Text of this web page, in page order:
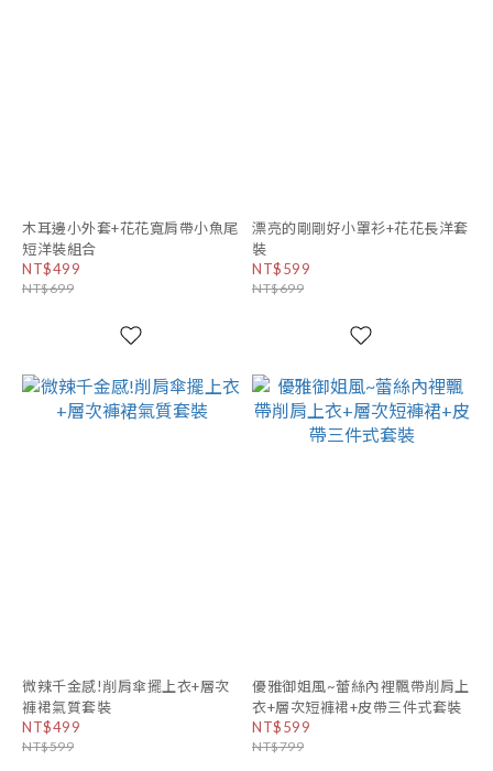
木耳邊小外套+花花寬肩帶小魚尾
短洋裝組合
NT$499
NT$699
漂亮的剛剛好小罩衫+花花長洋套
裝
NT$599
NT$699
微辣千金感!削肩傘擺上衣+層次
褲裙氣質套裝
NT$499
NT$599
優雅御姐風~蕾絲內裡飄帶削肩上
衣+層次短褲裙+皮帶三件式套裝
NT$599
NT$799